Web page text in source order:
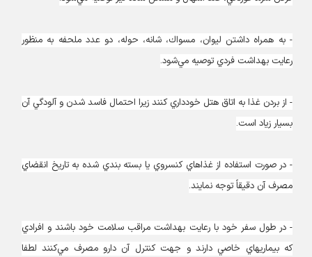
- به همراه داشتن ليوان، مسواك، شانه، حوله، دو عدد ملحفه به منظور
رعايت بهداشت فردي توصيه مي‌شود.
- از بردن غذا به اتاق هتل خودداري كنند زيرا احتمال فاسد شدن و آلودگي آن
بسيار زياد است.
- در صورت استفاده از غذاهاي كنسروي يا بسته بندي شده به تاريخ انقضاي
مصرف آن دقيقاً توجه نمايند.
- در طول سفر خود با رعايت بهداشت مراقب سلامت خود باشند و افرادي
كه بيماريهاي خاصي دارند و جهت كنترل آن دارو مصرف مي‌كنند لطفا